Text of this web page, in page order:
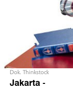
Dok. Thinkstock
Jakarta-